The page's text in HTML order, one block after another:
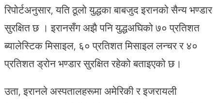
रिपोर्टअनुसार, यति ठूलो युद्धका बाबजुद इरानको सैन्य भण्डार
सुरक्षित छ । इरानसँग अझै पनि युद्धअघिको ७० प्रतिशत
ब्यालेस्टिक मिसाइल, ६० प्रतिशत मिसाइल लन्चर र ४०
प्रतिशत ड्रोन भण्डार सुरक्षित रहेको बताइएको छ।
उता, इरानले अस्पतालहरूमा अमेरिकी र इजरायली